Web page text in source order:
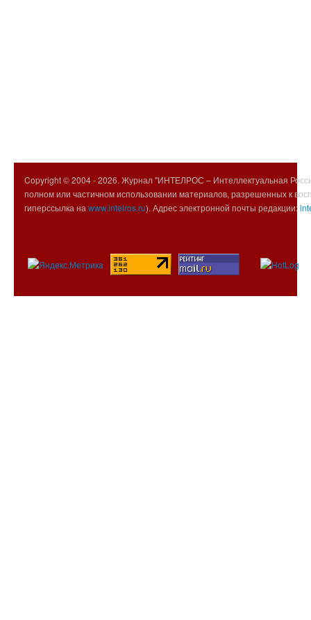
Copyright © 2004 -2026. Журнал "ИНТЕЛРОС – Интеллектуальная
полном или частичном использовании материалов, разрешенных к
гиперссылка на www.intelros.ru). Адрес электронной почты редакции: